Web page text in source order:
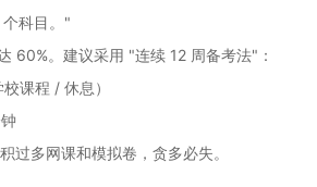
科目。"
60%。建议采用 "连续 12 周备考法"：
课程 / 休息）
过多网课和模拟卷，贪多必失。